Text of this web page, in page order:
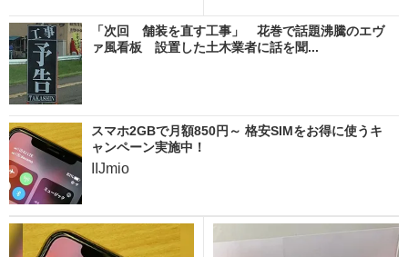
「次回 舗装を直す工事」 花巻で話題沸騰のエヴ
ァ風看板 設置した土木業者に話を聞...
スマホ2GBで月額850円～ 格安SIMをお得に使うキ
ャンペーン実施中！
IIJmio